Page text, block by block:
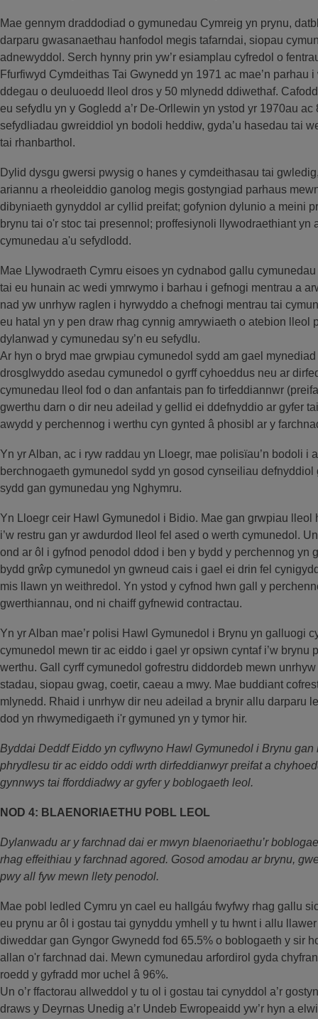
Mae gennym draddodiad o gymunedau Cymreig yn prynu,
darparu gwasanaethau hanfodol megis tafarndai, siopau
adnewyddol. Serch hynny prin yw’r esiamplau cyfredol o
Ffurfiwyd Cymdeithas Tai Gwynedd yn 1971 ac mae’n parhau
ddegau o deuluoedd lleol dros y 50 mlynedd ddiwethaf.
eu sefydlu yn y Gogledd a’r De-Orllewin yn ystod yr 1970au ac
sefydliadau gwreiddiol yn bodoli heddiw, gyda’u hasedau tai
tai rhanbarthol.
Dylid dysgu gwersi pwysig o hanes y cymdeithasau tai
ariannu a rheoleiddio ganolog megis gostyngiad parhaus
dibyniaeth gynyddol ar cyllid preifat; gofynion dylunio a meini
brynu tai o'r stoc tai presennol; proffesiynoli llywodraethiant yn
cymunedau a'u sefydlodd.
Mae Llywodraeth Cymru eisoes yn cydnabod gallu
tai eu hunain ac wedi ymrwymo i barhau i gefnogi mentrau a
nad yw unrhyw raglen i hyrwyddo a chefnogi mentrau tai
eu hatal yn y pen draw rhag cynnig amrywiaeth o atebion lleol
dylanwad y cymunedau sy’n eu sefydlu.
Ar hyn o bryd mae grwpiau cymunedol sydd am gael
drosglwyddo asedau cymunedol o gyrff cyhoeddus neu ar
cymunedau lleol fod o dan anfantais pan fo tirfeddiannwr
gwerthu darn o dir neu adeilad y gellid ei ddefnyddio ar gyfer
awydd y perchennog i werthu cyn gynted â phosibl ar y
Yn yr Alban, ac i ryw raddau yn Lloegr, mae polisïau’n bodoli i
berchnogaeth gymunedol sydd yn gosod cynseiliau defnyddiol
sydd gan gymunedau yng Nghymru.
Yn Lloegr ceir Hawl Gymunedol i Bidio. Mae gan grwpiau
i’w restru gan yr awdurdod lleol fel ased o werth cymunedol.
ond ar ôl i gyfnod penodol ddod i ben y bydd y perchennog yn
bydd grŵp cymunedol yn gwneud cais i gael ei drin fel
mis llawn yn weithredol. Yn ystod y cyfnod hwn gall y
gwerthiannau, ond ni chaiff gyfnewid contractau.
Yn yr Alban mae’r polisi Hawl Gymunedol i Brynu yn galluogi
cymunedol mewn tir ac eiddo i gael yr opsiwn cyntaf i’w brynu
werthu. Gall cyrff cymunedol gofrestru diddordeb mewn
stadau, siopau gwag, coetir, caeau a mwy. Mae buddiant
mlynedd. Rhaid i unrhyw dir neu adeilad a brynir allu darparu
dod yn rhwymedigaeth i'r gymuned yn y tymor hir.
Byddai Deddf Eiddo yn cyflwyno Hawl Gymunedol i Brynu
phrydlesu tir ac eiddo oddi wrth dirfeddianwyr preifat a
gynnwys tai fforddiadwy ar gyfer y boblogaeth leol.
NOD 4: BLAENORIAETHU POBL LEOL
Dylanwadu ar y farchnad dai er mwyn blaenoriaethu’r
rhag effeithiau y farchnad agored. Gosod amodau ar brynu,
pwy all fyw mewn llety penodol.
Mae pobl ledled Cymru yn cael eu hallgáu fwyfwy rhag gallu
eu prynu ar ôl i gostau tai gynyddu ymhell y tu hwnt i allu
diweddar gan Gyngor Gwynedd fod 65.5% o boblogaeth y sir
allan o'r farchnad dai. Mewn cymunedau arfordirol gyda
roedd y gyfradd mor uchel â 96%.
Un o’r ffactorau allweddol y tu ol i gostau tai cynyddol a’r
draws y Deyrnas Unedig a’r Undeb Ewropeaidd yw’r hyn a